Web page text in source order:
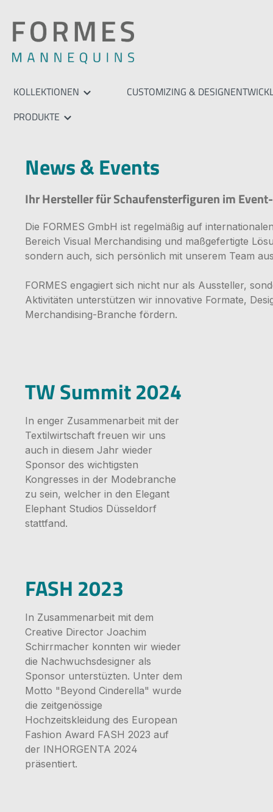
KOLLEKTIONEN CUSTOMIZING &
PRODUKTE
News & Events
Ihr Hersteller für Schaufensterfiguren im
Die FORMES GmbH ist regelmäßig auf
Bereich Visual Merchandising und maßgefertigte
sondern auch, sich persönlich mit unserem Team
FORMES engagiert sich nicht nur als Aussteller,
Aktivitäten unterstützen wir innovative Formate,
Merchandising-Branche fördern.
TW Summit 2024
In enger Zusammenarbeit mit der
Textilwirtschaft freuen wir uns
auch in diesem Jahr wieder
Sponsor des wichtigsten
Kongresses in der Modebranche
zu sein, welcher in den Elegant
Elephant Studios Düsseldorf
stattfand.
FASH 2023
In Zusammenarbeit mit dem
Creative Director Joachim
Schirrmacher konnten wir wieder
die Nachwuchsdesigner als
Sponsor unterstüzten. Unter dem
Motto "Beyond Cinderella" wurde
die zeitgenössige
Hochzeitskleidung des European
Fashion Award FASH 2023 auf
der INHORGENTA 2024
präsentiert.